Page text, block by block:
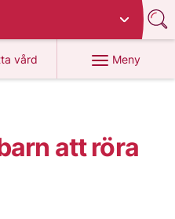
vård
1177.se
Meny
att röra